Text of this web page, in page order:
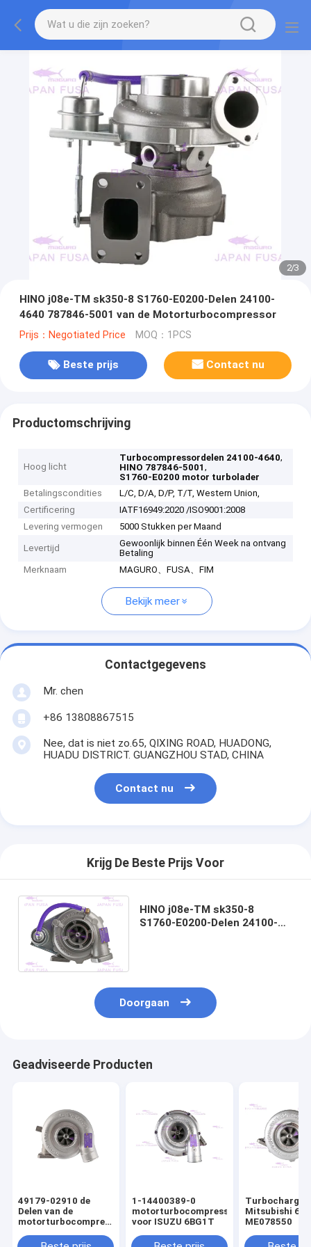
2/3
HINO j08e-TM sk350-8 S1760-E0200-Delen 24100-
4640 787846-5001 van de Motorturbocompressor
Prijs：Negotiated Price MOQ：1PCS
Beste prijs Contact nu
Productomschrijving
Hoog licht
Turbocompressordelen 24100-4640,
HINO 787846-5001,
S1760-E0200 motor turbolader
Betalingscondities
L/C, D/A, D/P, T/T, Western Union,
Certificering
IATF16949:2020 /ISO9001:2008
Levering vermogen
5000 Stukken per Maand
Levertijd
Gewoonlijk binnen Één Week na ontvang
Betaling
Merknaam
MAGURO、FUSA、FIM
Bekijk meer
Contactgegevens
Mr. chen
+86 13808867515
Nee, dat is niet zo.65, QIXING ROAD, HUADONG,
HUADU DISTRICT. GUANGZHOU STAD, CHINA
Contact nu
Krijg De Beste Prijs Voor
HINO j08e-TM sk350-8
S1760-E0200-Delen 24100-
Doorgaan
Geadviseerde Producten
49179-02910 de
Delen van de
motorturbocompressor
E320D
1-14400389-0
motorturbocompressor
voor ISUZU 6BG1T
Turbocharger
Mitsubishi
ME078550